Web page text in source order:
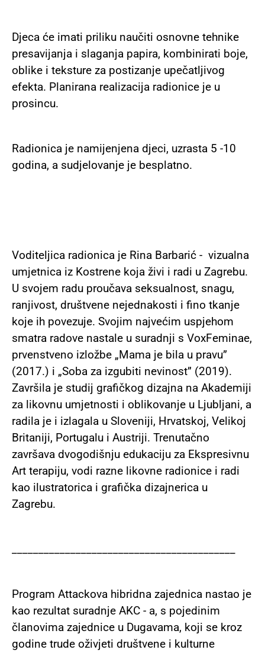
Djeca će imati priliku naučiti osnovne tehnike
presavijanja i slaganja papira, kombinirati boje,
oblike i teksture za postizanje upečatljivog
efekta. Planirana realizacija radionice je u
prosincu.
Radionica je namijenjena djeci, uzrasta 5 -10
godina, a sudjelovanje je besplatno.
Voditeljica radionica je Rina Barbarić - vizualna
umjetnica iz Kostrene koja živi i radi u Zagrebu.
U svojem radu proučava seksualnost, snagu,
ranjivost, društvene nejednakosti i fino tkanje
koje ih povezuje. Svojim najvećim uspjehom
smatra radove nastale u suradnji s VoxFeminae,
prvenstveno izložbe „Mama je bila u pravu”
(2017.) i „Soba za izgubiti nevinost” (2019).
Završila je studij grafičkog dizajna na Akademiji
za likovnu umjetnosti i oblikovanje u Ljubljani, a
radila je i izlagala u Sloveniji, Hrvatskoj, Velikoj
Britaniji, Portugalu i Austriji. Trenutačno
završava dvogodišnju edukaciju za Ekspresivnu
Art terapiju, vodi razne likovne radionice i radi
kao ilustratorica i grafička dizajnerica u
Zagrebu.
Program Attackova hibridna zajednica nastao je
kao rezultat suradnje AKC - a, s pojedinim
članovima zajednice u Dugavama, koji se kroz
godine trude oživjeti društvene i kulturne